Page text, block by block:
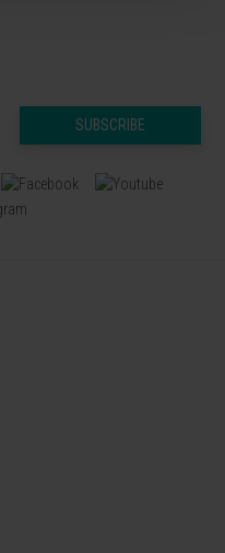
SUBSCRIBE